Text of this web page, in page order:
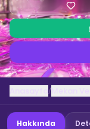
/
Hakkında